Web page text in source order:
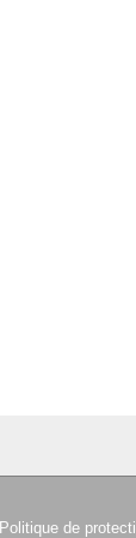
Politique de